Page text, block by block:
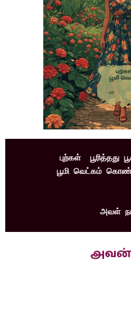
புற்கள்  பூரித்தது
பூமி வெட்கம்
அவள்
அவன்